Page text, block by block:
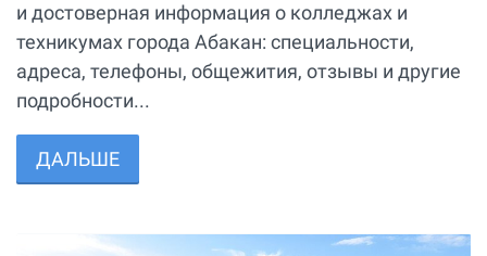
и достоверная информация о колледжах и
техникумах города Абакан: специальности,
адреса, телефоны, общежития, отзывы и другие
подробности...
ДАЛЬШЕ